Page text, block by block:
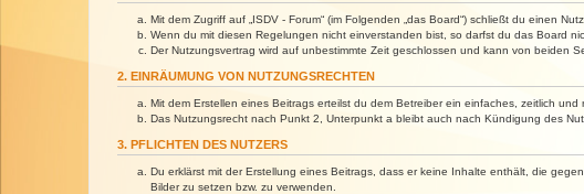
Mit dem Zugriff auf „ISDV - Forum“ (im Folgenden „das Board“) schließt du einen
Wenn du mit diesen Regelungen nicht einverstanden bist, so darfst du das Board
Der Nutzungsvertrag wird auf unbestimmte Zeit geschlossen und kann von beiden
2. EINRÄUMUNG VON NUTZUNGSRECHTEN
Mit dem Erstellen eines Beitrags erteilst du dem Betreiber ein einfaches, zeitlich
Das Nutzungsrecht nach Punkt 2, Unterpunkt a bleibt auch nach Kündigung des
3. PFLICHTEN DES NUTZERS
Du erklärst mit der Erstellung eines Beitrags, dass er keine Inhalte enthält, die
Bilder zu setzen bzw. zu verwenden.